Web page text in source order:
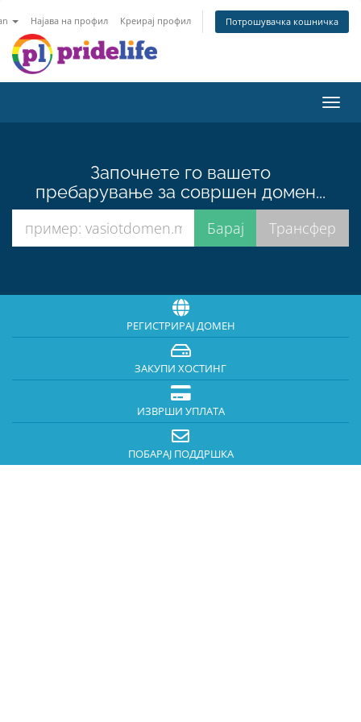
Најава на профил Креирај профил Потрошувачка кошничка
Започнете го вашето
пребарување за совршен домен...
РЕГИСТРИРАЈ ДОМЕН
ЗАКУПИ ХОСТИНГ
ИЗВРШИ УПЛАТА
ПОБАРАЈ ПОДДРШКА